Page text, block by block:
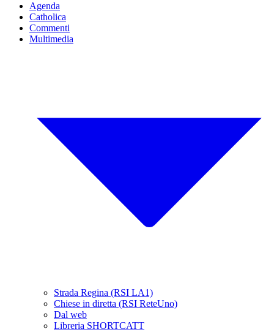
Agenda
Catholica
Commenti
Multimedia
Strada Regina (RSI LA1)
Chiese in diretta (RSI ReteUno)
Dal web
Libreria SHORTCATT